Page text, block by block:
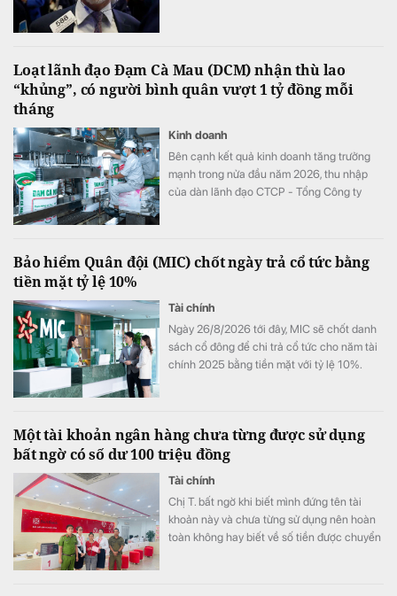
Loạt lãnh đạo Đạm Cà Mau (DCM) nhận thù lao
“khủng”, có người bình quân vượt 1 tỷ đồng mỗi
tháng
Kinh doanh
Bên cạnh kết quả kinh doanh tăng trưởng
mạnh trong nửa đầu năm 2026, thu nhập
của dàn lãnh đạo CTCP - Tổng Công ty
tỷ đồng chỉ sau 6 tháng, đặc biệt có trường
Bảo hiểm Quân đội (MIC) chốt ngày trả cổ tức bằng
tiền mặt tỷ lệ 10%
Tài chính
Ngày 26/8/2026 tới đây, MIC sẽ chốt danh
sách cổ đông để chi trả cổ tức cho năm tài
chính 2025 bằng tiền mặt với tỷ lệ 10%.
Một tài khoản ngân hàng chưa từng được sử dụng
bất ngờ có số dư 100 triệu đồng
Tài chính
Chị T. bất ngờ khi biết mình đứng tên tài
khoản này và chưa từng sử dụng nên hoàn
toàn không hay biết về số tiền được chuyển